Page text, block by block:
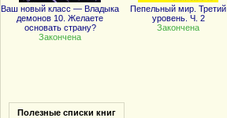
Ваш новый класс — Владыка
демонов 10. Желаете
основать страну?
Закончена
Пепельный мир. Третий
уровень. Ч. 2
Закончена
Полезные списки книг